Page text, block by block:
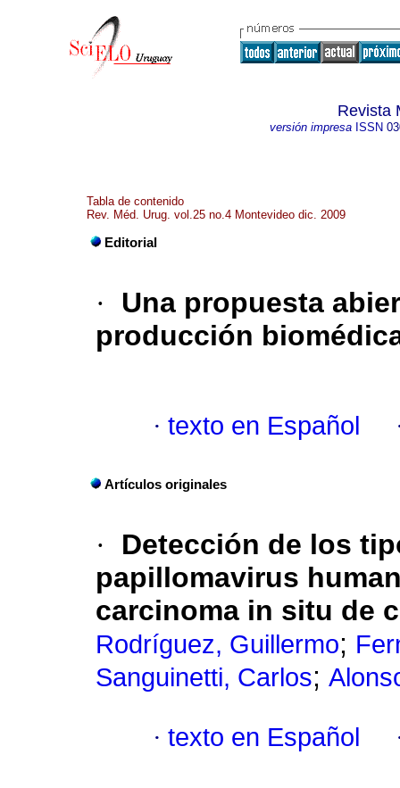
Revista
versión impresaISSN
Tabla de contenido
Rev. Méd. Urug. vol.25 no.4 Montevideo dic. 2009
Editorial
·
Una propuesta
producción
· texto en Español
Artículos originales
·
Detección de los
papillomavirus
carcinoma in situ de
Rodríguez, Guillermo;
Sanguinetti, Carlos;
· texto en Español